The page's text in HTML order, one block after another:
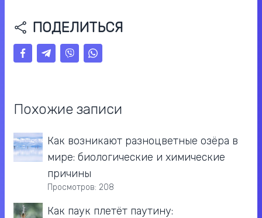
ПОДЕЛИТЬСЯ
Похожие записи
Как возникают разноцветные озёра в
мире: биологические и химические
причины
Просмотров: 208
Как паук плетёт паутину: